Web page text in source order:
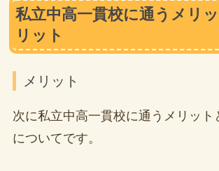
私立中高一貫校に通うメリ
リット
メリット
次に私立中高一貫校に通うメリット
についてです。